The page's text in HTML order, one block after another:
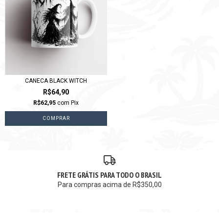
CANECA BLACK WITCH
R$64,90
R$62,95 com Pix
FRETE GRÁTIS PARA TODO O BRASIL
Para compras acima de R$350,00